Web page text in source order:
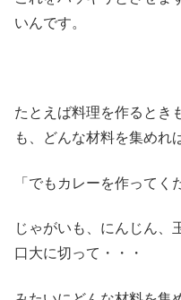
いんです。
たとえば料理を作るとき
も、どんな材料を集めれ
「でもカレーを作ってく
じゃがいも、にんじん、
口大に切って・・・